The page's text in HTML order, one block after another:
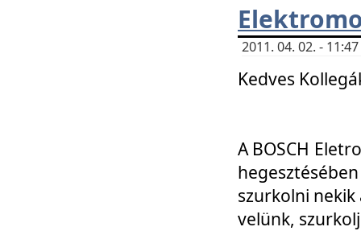
2011. 04. 02. -
Kedves
A BOSCH
szurkolni
velünk,